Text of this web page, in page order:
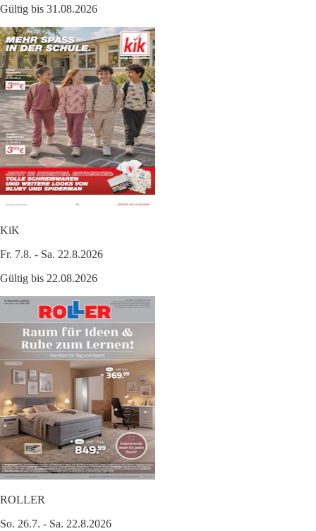
Gültig bis 31.08.2026
KiK
Fr. 7.8. - Sa. 22.8.2026
Gültig bis 22.08.2026
ROLLER
So. 26.7. - Sa. 22.8.2026